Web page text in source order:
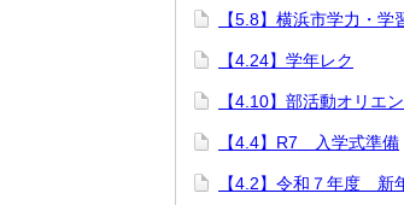
【5.8】横浜市学力・学
【4.24】学年レク
【4.10】部活動オリエ
【4.4】R7 入学式準備
【4.2】令和７年度 新